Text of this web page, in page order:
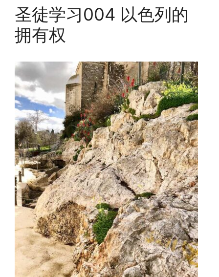
圣徒学习004 以色列的
拥有权